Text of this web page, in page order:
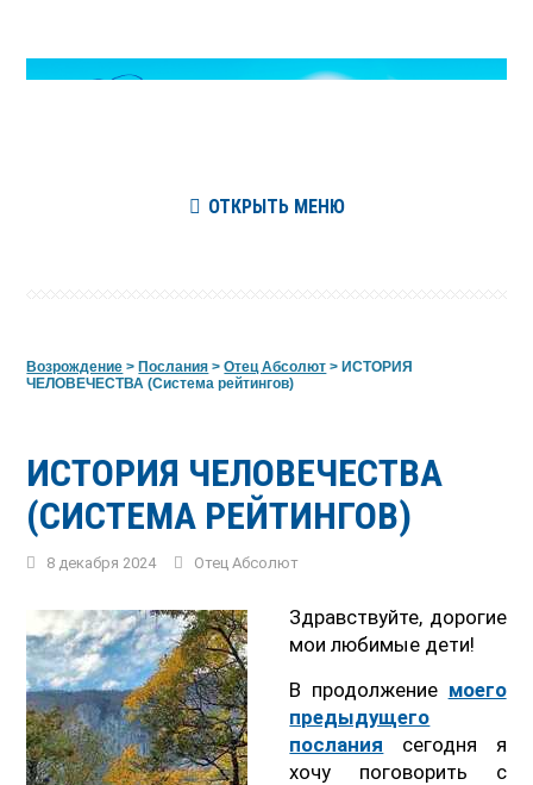
ОТКРЫТЬ МЕНЮ
Возрождение >Послания >Отец Абсолют >ИСТОРИЯ
ЧЕЛОВЕЧЕСТВА (Система рейтингов)
ИСТОРИЯ ЧЕЛОВЕЧЕСТВА
(СИСТЕМА РЕЙТИНГОВ)
8 декабря 2024 Отец Абсолют
Здравствуйте, дорогие
мои любимые дети!
В продолжение моего
предыдущего
послания сегодня я
хочу поговорить с